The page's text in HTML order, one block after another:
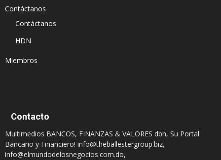
Contáctanos
Contáctanos
HDN
Miembros
Contacto
Multimedios BANCOS, FINANZAS & VALORES dbh, Su Portal
Bancario y Financiero! info@theballestergroup.biz,
info@elmundodelosnegocios.com.do,